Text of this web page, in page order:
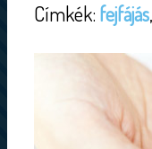
Címkék: fejfájás,